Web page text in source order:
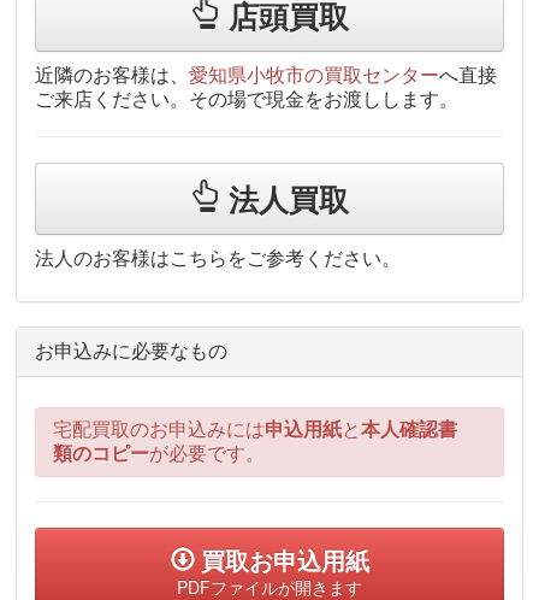
店頭買取
近隣のお客様は、愛知県小牧市の買取センターへ直接
ご来店ください。その場で現金をお渡しします。
法人買取
法人のお客様はこちらをご参考ください。
お申込みに必要なもの
宅配買取のお申込みには申込用紙と本人確認書
類のコピーが必要です。
買取お申込用紙
PDFファイルが開きます